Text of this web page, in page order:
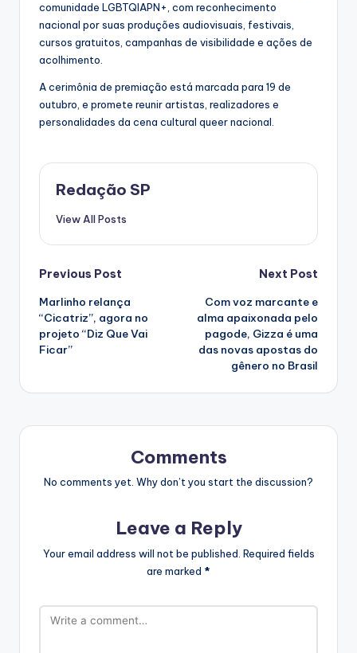
comunidade LGBTQIAPN+, com reconhecimento
nacional por suas produções audiovisuais, festivais,
cursos gratuitos, campanhas de visibilidade e ações de
acolhimento.
A cerimônia de premiação está marcada para 19 de
outubro, e promete reunir artistas, realizadores e
personalidades da cena cultural queer nacional.
Redação SP
View All Posts
Post
navigation
Previous Post
Marlinho relança
“Cicatriz”, agora no
projeto “Diz Que Vai
Ficar”
Next Post
Com voz marcante e
alma apaixonada pelo
pagode, Gizza é uma
das novas apostas do
gênero no Brasil
Comments
No comments yet. Why don’t you start the discussion?
Leave a Reply
Your email address will not be published. Required fields
are marked *